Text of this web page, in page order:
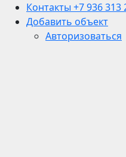
Контакты +7 936 313
Добавить объект
Авторизоваться